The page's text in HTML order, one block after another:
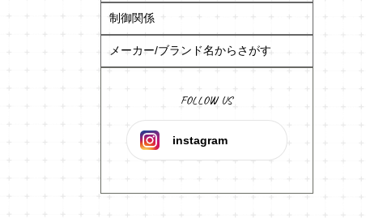
制御関係
メーカー/ブランド名からさがす
FOLLOW US
instagram